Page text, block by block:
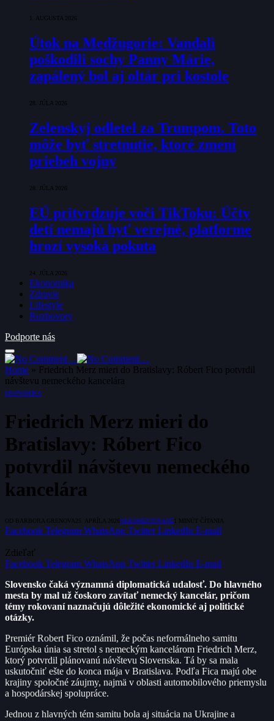
1. AUGUSTA 2026
Útok na Medžugorie: Vandali
poškodili sochy Panny Márie,
zapálený bol aj oltár pri kostole
28. JÚLA 2026
Zelenskyj odletel za Trumpom. Toto
môže byť stretnutie, ktoré zmení
priebeh vojny
28. JÚLA 2026
EÚ pritvrdzuje voči TikToku: Účty
detí nemajú byť verejné, platforme
hrozí vysoká pokuta
24. JÚLA 2026
Ekonomika
Zdravie
Lifestyle
Rozhovory
Podporte nás
Home » Friedrich Merz mieri do Bratislavy: Róbert Fico potvrdil
návštevu nemeckého kancelára
EKONOMIKA
Friedrich Merz mieri do
Bratislavy: Róbert Fico
potvrdil návštevu nemeckého
kancelára
OD BARBORA GRENOVA 25. APRÍLA 2026 NEKOMENTOVANÉ1 MINÚT ČÍTANIA
Facebook Telegram WhatsApp Twitter LinkedIn E-mail
Zdieľať
Facebook Telegram WhatsApp Twitter LinkedIn E-mail
Slovensko čaká významná diplomatická udalosť. Do hlavného
mesta by mal už čoskoro zavítať nemecký kancelár, pričom
témy rokovaní naznačujú dôležité ekonomické aj politické
otázky.
Premiér Robert Fico oznámil, že počas neformálneho samitu
Európska únia sa stretol s nemeckým kancelárom Friedrich Merz,
ktorý potvrdil plánovanú návštevu Slovenska. Tá by sa mala
uskutočniť ešte do konca mája v Bratislava. Podľa Fica majú obe
krajiny spoločné záujmy, najmä v oblasti automobilového priemyslu
a hospodárskej spolupráce.
Jednou z hlavných tém samitu bola aj situácia na Ukrajine a